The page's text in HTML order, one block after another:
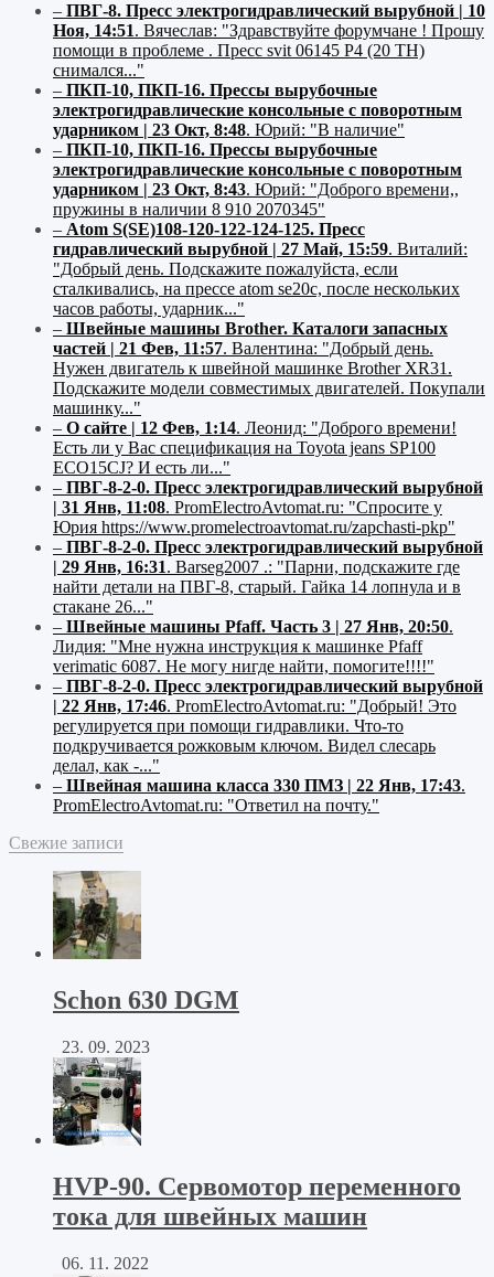
– ПВГ-8. Пресс электрогидравлический вырубной | 10
Ноя, 14:51. Вячеслав: "Здравствуйте форумчане ! Прошу
помощи в проблеме . Пресс svit 06145 P4 (20 ТН)
снимался..."
– ПКП-10, ПКП-16. Прессы вырубочные
электрогидравлические консольные с поворотным
ударником | 23 Окт, 8:48. Юрий: "В наличие"
– ПКП-10, ПКП-16. Прессы вырубочные
электрогидравлические консольные с поворотным
ударником | 23 Окт, 8:43. Юрий: "Доброго времени,,
пружины в наличии 8 910 2070345"
– Atom S(SE)108-120-122-124-125. Пресс
гидравлический вырубной | 27 Май, 15:59. Виталий:
"Добрый день. Подскажите пожалуйста, если
сталкивались, на прессе atom se20c, после нескольких
часов работы, ударник..."
– Швейные машины Brother. Каталоги запасных
частей | 21 Фев, 11:57. Валентина: "Добрый день.
Нужен двигатель к швейной машинке Brother XR31.
Подскажите модели совместимых двигателей. Покупали
машинку..."
– О сайте | 12 Фев, 1:14. Леонид: "Доброго времени!
Есть ли у Вас спецификация на Toyota jeans SP100
ECO15CJ? И есть ли..."
– ПВГ-8-2-0. Пресс электрогидравлический вырубной
| 31 Янв, 11:08. PromElectroAvtomat.ru: "Спросите у
Юрия https://www.promelectroavtomat.ru/zapchasti-pkp"
– ПВГ-8-2-0. Пресс электрогидравлический вырубной
| 29 Янв, 16:31. Barseg2007 .: "Парни, подскажите где
найти детали на ПВГ-8, старый. Гайка 14 лопнула и в
стакане 26..."
– Швейные машины Pfaff. Часть 3 | 27 Янв, 20:50.
Лидия: "Мне нужна инструкция к машинке Pfaff
verimatic 6087. Не могу нигде найти, помогите!!!!"
– ПВГ-8-2-0. Пресс электрогидравлический вырубной
| 22 Янв, 17:46. PromElectroAvtomat.ru: "Добрый! Это
регулируется при помощи гидравлики. Что-то
подкручивается рожковым ключом. Видел слесарь
делал, как -..."
– Швейная машина класса 330 ПМЗ | 22 Янв, 17:43.
PromElectroAvtomat.ru: "Ответил на почту."
Свежие записи
Schon 630 DGM
23. 09. 2023
HVP-90. Сервомотор переменного
тока для швейных машин
06. 11. 2022